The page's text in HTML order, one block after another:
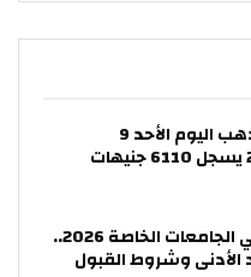
استقرار أسعار الذهب اليوم الأحد 9
كليات التمريض في الجامعات الخاصة 2026..
الأدنى وشروط القبول